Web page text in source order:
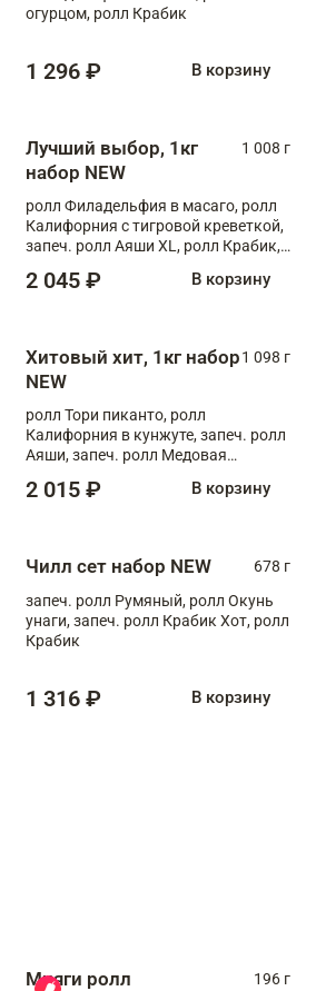
огурцом, ролл Крабик
1 296 ₽ В корзину
Лучший выбор, 1кг
набор NEW
1 008 г
ролл Филадельфия в масаго, ролл
Калифорния с тигровой креветкой,
запеч. ролл Аяши XL, ролл Крабик,
2 045 ₽ В корзину
Хитовый хит, 1кг набор
NEW
1 098 г
ролл Тори пиканто, ролл
Калифорния в кунжуте, запеч. ролл
Аяши, запеч. ролл Медовая
чукой
2 015 ₽ В корзину
Чилл сет набор NEW
678 г
запеч. ролл Румяный, ролл Окунь
унаги, запеч. ролл Крабик Хот, ролл
Крабик
1 316 ₽ В корзину
Мияги ролл
196 г